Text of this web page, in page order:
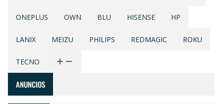
ONEPLUS OWN BLU HISENSE HP
LANIX MEIZU PHILIPS REDMAGIC ROKU
TECNO
ANUNCIOS